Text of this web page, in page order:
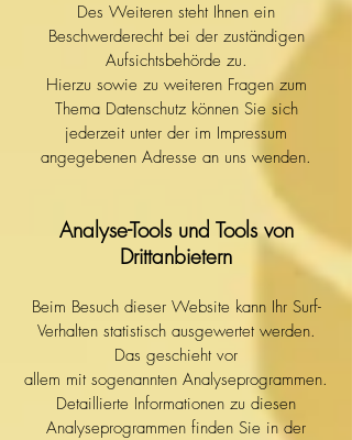
Des Weiteren steht Ihnen ein
Beschwerderecht bei der zuständigen
Aufsichtsbehörde zu.
Hierzu sowie zu weiteren Fragen zum
Thema Datenschutz können Sie sich
jederzeit unter der im Impressum
angegebenen Adresse an uns wenden.
Analyse-Tools und Tools von
Drittanbietern
Beim Besuch dieser Website kann Ihr Surf-
Verhalten statistisch ausgewertet werden.
Das geschieht vor
allem mit sogenannten Analyseprogrammen.
Detaillierte Informationen zu diesen
Analyseprogrammen finden Sie in der